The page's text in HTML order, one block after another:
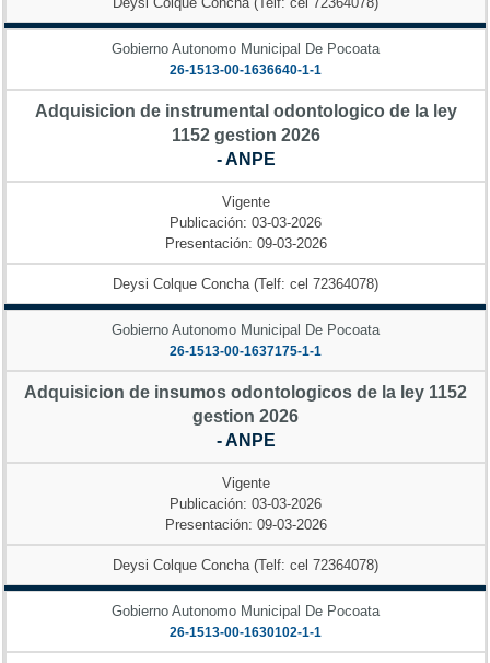
Gobierno Autonomo Municipal De Pocoata
26-1513-00-1636640-1-1
Adquisicion de instrumental odontologico de la ley
1152 gestion 2026
- ANPE
Vigente
Publicación: 03-03-2026
Presentación: 09-03-2026
Deysi Colque Concha (Telf: cel 72364078)
Gobierno Autonomo Municipal De Pocoata
26-1513-00-1637175-1-1
Adquisicion de insumos odontologicos de la ley 1152
gestion 2026
- ANPE
Vigente
Publicación: 03-03-2026
Presentación: 09-03-2026
Deysi Colque Concha (Telf: cel 72364078)
Gobierno Autonomo Municipal De Pocoata
26-1513-00-1630102-1-1